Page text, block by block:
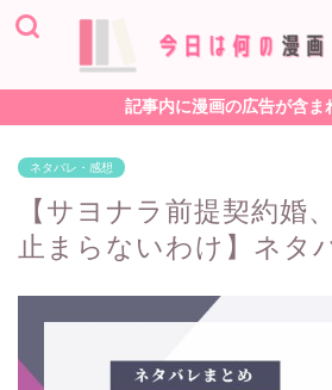
記事内に漫画の広告が含ま
ネタバレ・感想
【サヨナラ前提契約婚
止まらないわけ】ネタ